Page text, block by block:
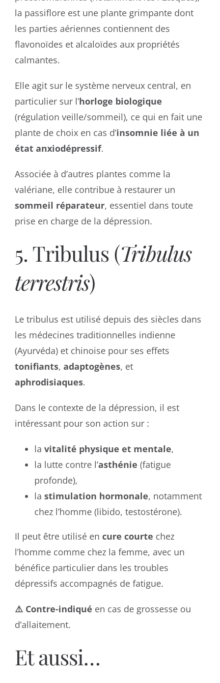
la passiflore est une plante grimpante dont
les parties aériennes contiennent des
flavonoïdes et alcaloïdes aux propriétés
calmantes.
Elle agit sur le système nerveux central, en
particulier sur l’horloge biologique
(régulation veille/sommeil), ce qui en fait une
plante de choix en cas d’insomnie liée à un
état anxiodépressif.
Associée à d’autres plantes comme la
valériane, elle contribue à restaurer un
sommeil réparateur, essentiel dans toute
prise en charge de la dépression.
5. Tribulus (Tribulus
terrestris)
Le tribulus est utilisé depuis des siècles dans
les médecines traditionnelles indienne
(Ayurvéda) et chinoise pour ses effets
tonifiants, adaptogènes, et
aphrodisiaques.
Dans le contexte de la dépression, il est
intéressant pour son action sur :
la vitalité physique et mentale,
la lutte contre l’asthénie (fatigue
profonde),
la stimulation hormonale, notamment
chez l’homme (libido, testostérone).
Il peut être utilisé en cure courte chez
l’homme comme chez la femme, avec un
bénéfice particulier dans les troubles
dépressifs accompagnés de fatigue.
⚠️ Contre-indiqué en cas de grossesse ou
d’allaitement.
Et aussi…